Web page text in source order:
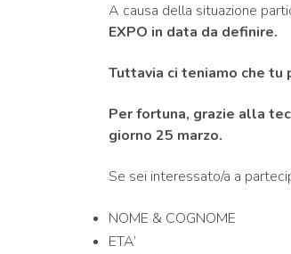
A causa della situazione
EXPO in data da definire.
Tuttavia ci teniamo che
Per fortuna, grazie alla
giorno 25 marzo.
Se sei interessato/a a
NOME & COGNOME
ETA’